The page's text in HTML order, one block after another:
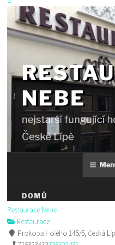
Restaurace Nebe
Restaurace
Prokopa Holého 145/5, Česká